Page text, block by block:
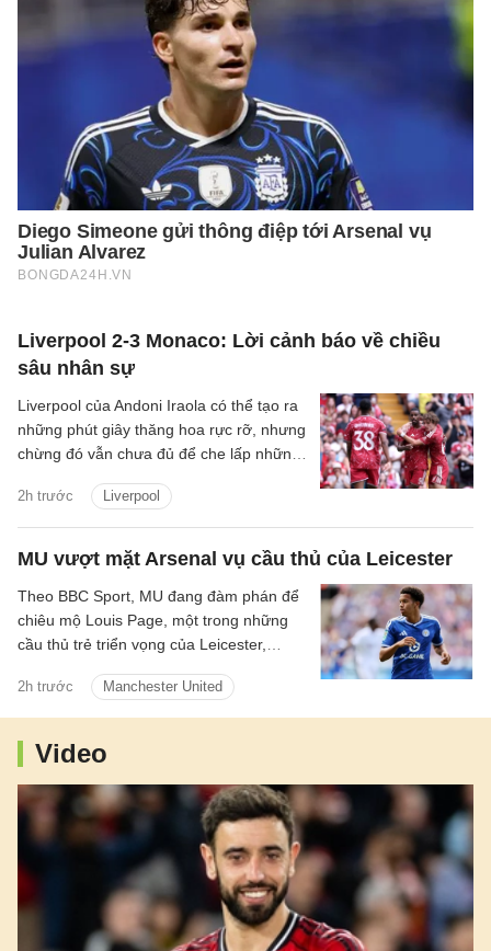
Liverpool 2-3 Monaco: Lời cảnh báo về chiều
sâu nhân sự
2h trước Liverpool
Liverpool của Andoni Iraola có thể tạo ra
những phút giây thăng hoa rực rỡ, nhưng
chừng đó vẫn chưa đủ để che lấp những
thể bùng lên dữ dội khi mọi mắt xích vận
hành đúng nhịp, song lại dễ chao đảo khi
cường độ suy giảm và sự kết nối bắt đầu
MU vượt mặt Arsenal vụ cầu thủ của Leicester
2h trước Manchester United
Theo BBC Sport, MU đang đàm phán để
chiêu mộ Louis Page, một trong những
cầu thủ trẻ triển vọng của Leicester,
Video